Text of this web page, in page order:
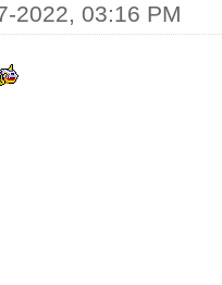
2022, 03:16 PM